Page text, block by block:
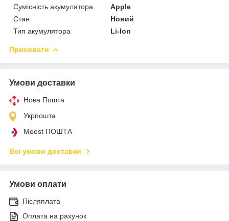
Сумісність акумулятора
Apple
Стан
Новий
Тип акумулятора
Li-Ion
Приховати
Умови доставки
Нова Пошта
Укрпошта
Meest ПОШТА
Всі умови доставки
Умови оплати
Післяплата
Оплата на рахунок